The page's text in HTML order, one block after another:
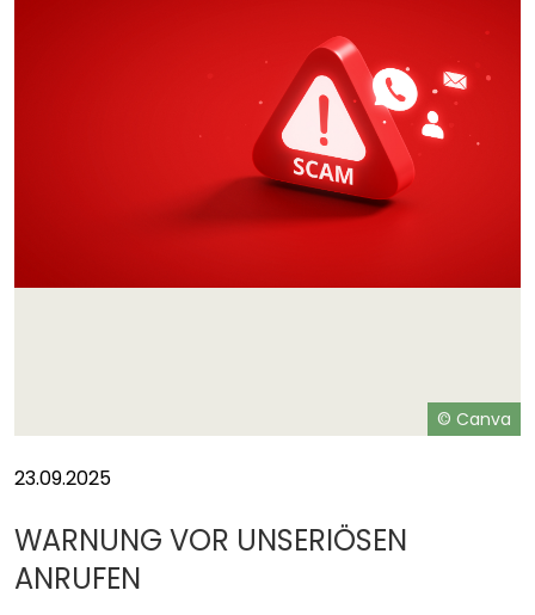
© Canva
23.09.2025
WARNUNG VOR UNSERIÖSEN
ANRUFEN